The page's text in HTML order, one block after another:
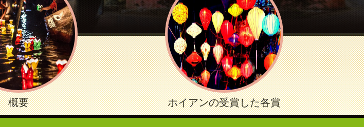
概要 ホイアンの受賞した各賞